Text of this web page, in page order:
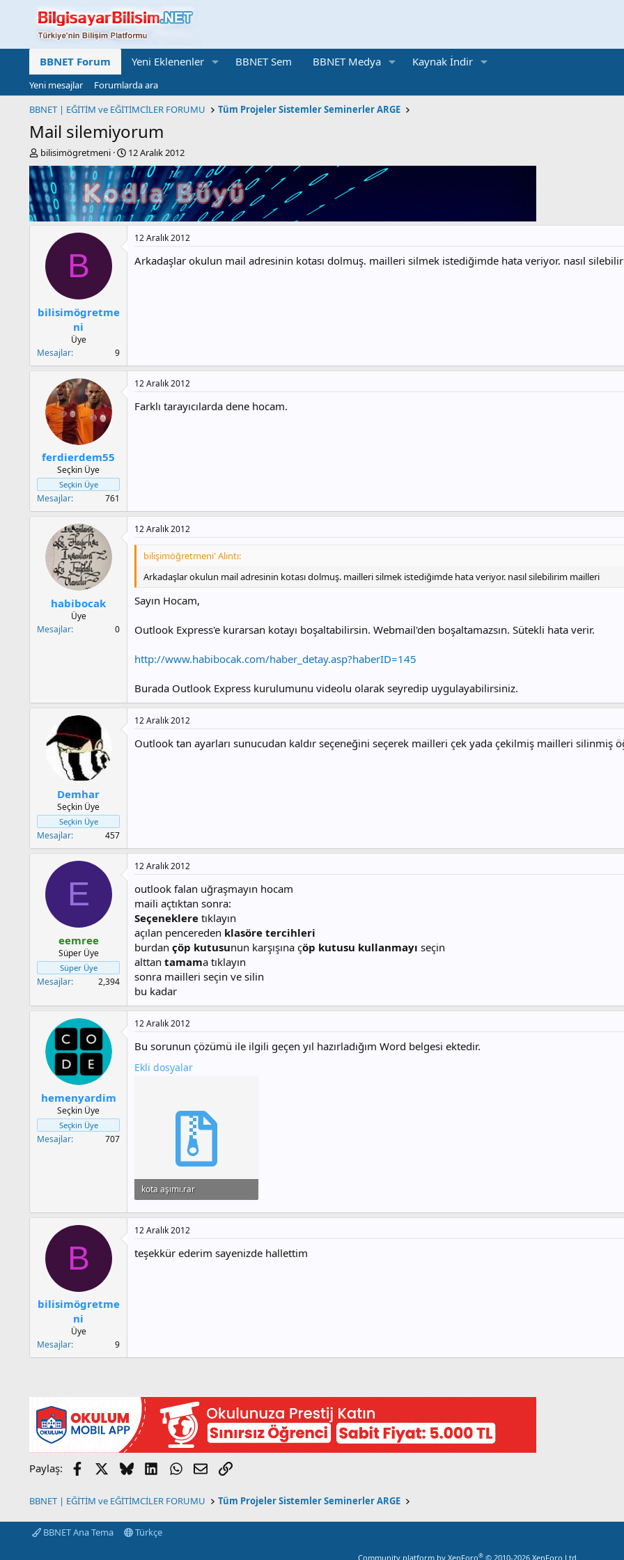
BBNET Forum Yeni Eklenenler BBNET Sem BBNET Medya Kaynak İndir
Yeni mesajlar
Forumlarda ara
BBNET | EĞİTİM ve EĞİTİMCİLER FORUMU
Tüm Projeler Sistemler Seminerler ARGE
Mail silemiyorum
K
o
n
b
u
y
a
bilisimögretmeni
B
a
ş
l
a
n
g
12 Aralık 2012
B
bilisimögretme
ni
Üye
Mesajlar
9
12 Aralık 2012
Arkadaşlar okulun mail adresinin kotası dolmuş. mailleri silmek istediğimde hata veriyor. nasıl
ferdierdem55
Seçkin Üye
Seçkin Üye
Mesajlar 761
12 Aralık 2012
Farklı tarayıcılarda dene hocam.
habibocak
Üye
Mesajlar
0
12 Aralık 2012
bilişimöğretmeni' Alıntı:
Arkadaşlar okulun mail adresinin kotası dolmuş. mailleri silmek istediğimde hata veriyor. nasıl silebilirim mailleri
Sayın Hocam,
Outlook Express'e kurarsan kotayı boşaltabilirsin. Webmail'den boşaltamazsın. Sütekli hata verir.
http://www.habibocak.com/haber_detay.asp?haberID=145
Burada Outlook Express kurulumunu videolu olarak seyredip uygulayabilirsiniz.
Demhar
Seçkin Üye
Seçkin Üye
Mesajlar 457
12 Aralık 2012
Outlook tan ayarları sunucudan kaldır seçeneğini seçerek mailleri çek yada çekilmiş mailleri silinmiş
E
eemree
Süper Üye
Süper Üye
Mesajlar 2,394
12 Aralık 2012
outlook falan uğraşmayın hocam
maili açtıktan sonra:
Seçeneklere tıklayın
açılan pencereden klasöre tercihleri
burdan çöp kutusunun karşışına çöp kutusu kullanmayı seçin
alttan tamama tıklayın
sonra mailleri seçin ve silin
bu kadar
hemenyardim
Seçkin Üye
Seçkin Üye
Mesajlar 707
12 Aralık 2012
Bu sorunun çözümü ile ilgili geçen yıl hazırladığım Word belgesi ektedir.
Ekli dosyalar
kota aşımı.rar
2.8 MB · Görüntüleme: 182
B
bilisimögretme
ni
Üye
Mesajlar
9
12 Aralık 2012
teşekkür ederim sayenizde hallettim
Paylaş: Facebook BlueskyLinkedInWhatsApp
E-postaLink
BBNET | EĞİTİM ve EĞİTİMCİLER FORUMU Tüm Projeler Sistemler Seminerler ARGE
BBNET Ana Tema Türkçe
Community platform by XenForo® © 2010-2026 XenForo Ltd.